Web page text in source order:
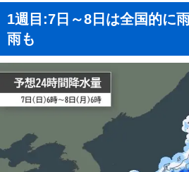
1週目:7日～8日は全国的に
雨も